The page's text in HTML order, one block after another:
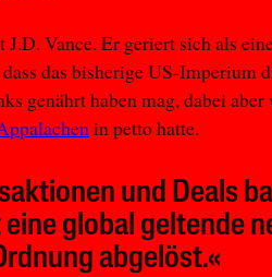
J.D. Vance. Er geriert sich als
das bisherige US-Imperium
genährt haben mag, dabei
in petto hatte.
und Deals
global geltende
abgelöst.«